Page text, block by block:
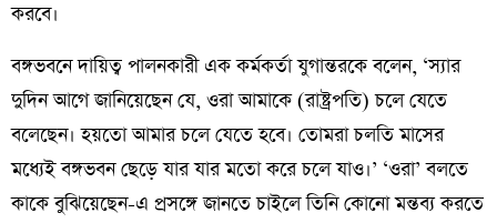
করবে।
বঙ্গভবনে দায়িত্ব পালনকারী এক কর্মকর্তা যুগান্তরকে বলেন, ‘স্যার
দুদিন আগে জানিয়েছেন যে, ওরা আমাকে (রাষ্ট্রপতি) চলে যেতে
বলেছেন। হয়তো আমার চলে যেতে হবে। তোমরা চলতি মাসের
মধ্যেই বঙ্গভবন ছেড়ে যার যার মতো করে চলে যাও।’ ‘ওরা’ বলতে
কাকে বুঝিয়েছেন-এ প্রসঙ্গে জানতে চাইলে তিনি কোনো মন্তব্য করতে